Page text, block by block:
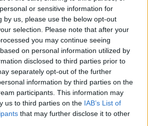
or sensitive information for
by us, please use the below opt-out
selection. Please note that after your
you may continue seeing
on personal information utilized by
disclosed to third parties prior to
separately opt-out of the further
information by third parties on the
participants. This information may
us to third parties on the IAB’s List of
that may further disclose it to other
Thompson americano e di due Sten
dalla ruggine, affioravano dai resti di una
a due pistole ridotte a ferraglia.
su quel materiale e gli altri due si
chiedendo spiegazioni con gli sguardi.
le palpebre e con un cenno
al tavolo e ai bicchieri facendo
che la spiegazione sarebbe stata